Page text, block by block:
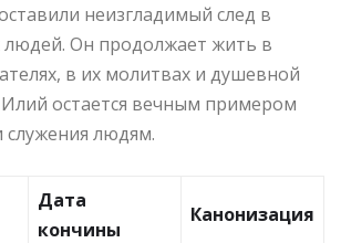
неизгладимый след в
людей. Он продолжает жить в
в их молитвах и душевной
остается вечным примером
служения людям.
Дата
кончины
Канонизация